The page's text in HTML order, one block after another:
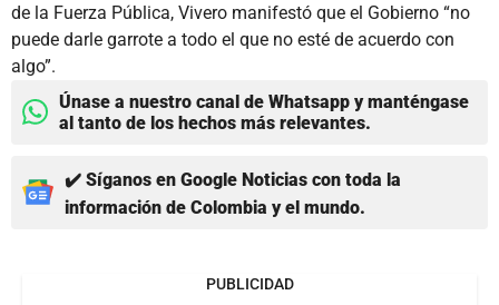
de la Fuerza Pública, Vivero manifestó que el Gobierno “no
puede darle garrote a todo el que no esté de acuerdo con
algo”.
Únase a nuestro canal de Whatsapp y manténgase
al tanto de los hechos más relevantes.
✔️ Síganos en Google Noticias con toda la
información de Colombia y el mundo.
PUBLICIDAD